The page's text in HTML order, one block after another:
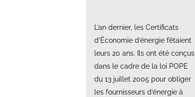
L’an dernier, les Certificats
d’Économie d’énergie fêtaient
leurs 20 ans. Ils ont été conçus
dans le cadre de la loi POPE
du 13 juillet 2005 pour obliger
les fournisseurs d’énergie à